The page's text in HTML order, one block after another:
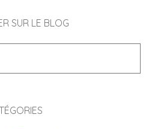
SUR LE BLOG